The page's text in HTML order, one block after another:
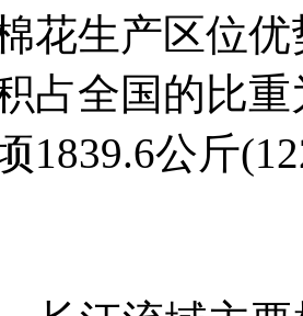
花生产区位
占全国的比
1839.6公斤